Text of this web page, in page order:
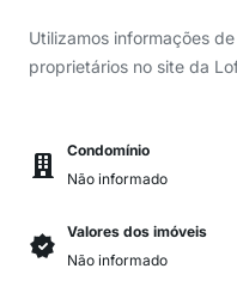
Utilizamos informações
proprietários no site da
Condomínio
Não informado
Valores dos imóveis
Não informado